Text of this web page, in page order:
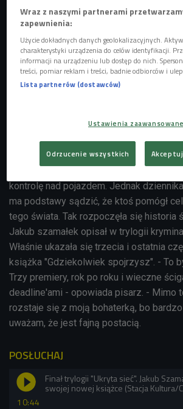
Na warszawskiej ulicy dochodzi do
kontrolę nad pojazdem. Jednak
ma podstawy sądzić, że ktoś pomógł
tego świata. Tak rozpoczęła się historia
Jakub szamałek opisał w trylogii
Właśnie ukazała się trzecia i ostatnia
książka "Gdziekolwiek spojrzysz". - To
Trzy premiery, rok po roku i wieczne
deadline'ami - opowiada pisarz. - Mimo
rozstaje się z moją bohaterką, bo
uważam, że jest fajną postacią.
POSŁUCHAJ
10:44
Finał trylogii "Ukryta sieć". Jakub
swojej nowej książce (Stacja Kultura/
Wraz z naszymi partnerami
zapewnienia:
Użycie dokładnych danych geolokalizacyjnych.
charakterystyki urządzenia do celów identyfikacji.
informacji na urządzeniu lub dostęp do nich.
treści, pomiar reklam i treści, badnie odbiorców i
Lista partnerów (dostawców)
Ustawienia zaawansowane
Odrzucenie wszystkich